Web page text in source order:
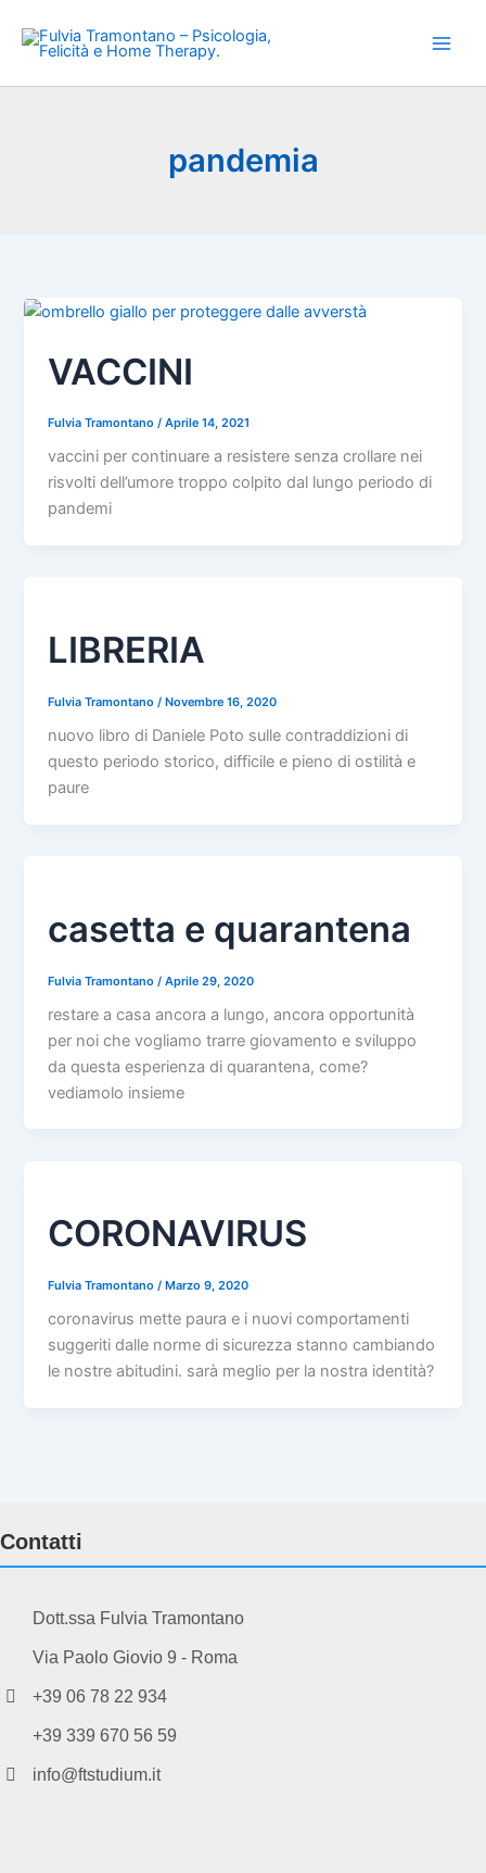
contenuto
pandemia
VACCINI
Fulvia Tramontano/Aprile 14, 2021
vaccini per continuare a resistere senza crollare nei
risvolti dell’umore troppo colpito dal lungo periodo di
pandemi
LIBRERIA
Fulvia Tramontano/Novembre 16, 2020
nuovo libro di Daniele Poto sulle contraddizioni di
questo periodo storico, difficile e pieno di ostilità e
paure
casetta e quarantena
Fulvia Tramontano/Aprile 29, 2020
restare a casa ancora a lungo, ancora opportunità
per noi che vogliamo trarre giovamento e sviluppo
da questa esperienza di quarantena, come?
vediamolo insieme
CORONAVIRUS
Fulvia Tramontano/Marzo 9, 2020
coronavirus mette paura e i nuovi comportamenti
suggeriti dalle norme di sicurezza stanno cambiando
le nostre abitudini. sarà meglio per la nostra identità?
Contatti
Dott.ssa Fulvia Tramontano
Via Paolo Giovio 9 - Roma
+39 06 78 22 934
+39 339 670 56 59
info@ftstudium.it